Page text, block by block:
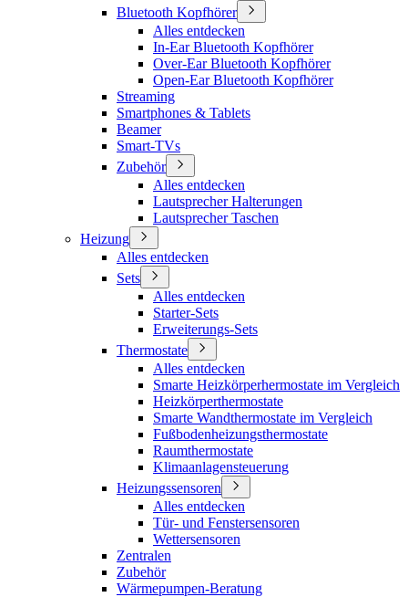
Bluetooth Kopfhörer
Alles entdecken
In-Ear Bluetooth Kopfhörer
Over-Ear Bluetooth Kopfhörer
Open-Ear Bluetooth Kopfhörer
Streaming
Smartphones & Tablets
Beamer
Smart-TVs
Zubehör
Alles entdecken
Lautsprecher Halterungen
Lautsprecher Taschen
Heizung
Alles entdecken
Sets
Alles entdecken
Starter-Sets
Erweiterungs-Sets
Thermostate
Alles entdecken
Smarte Heizkörperhermostate im Vergleich
Heizkörperthermostate
Smarte Wandthermostate im Vergleich
Fußbodenheizungsthermostate
Raumthermostate
Klimaanlagensteuerung
Heizungssensoren
Alles entdecken
Tür- und Fenstersensoren
Wettersensoren
Zentralen
Zubehör
Wärmepumpen-Beratung